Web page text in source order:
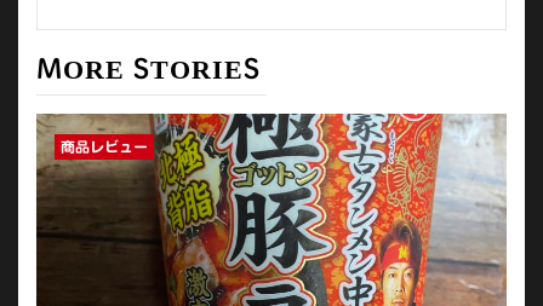
MORE STORIES
商品レビュー